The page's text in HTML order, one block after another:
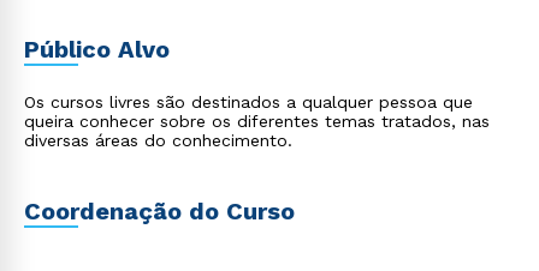
Público Alvo
Os cursos livres são destinados a qualquer pessoa que
queira conhecer sobre os diferentes temas tratados, nas
diversas áreas do conhecimento.
Coordenação do Curso